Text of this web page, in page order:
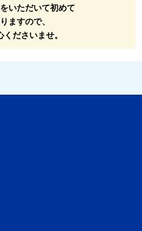
いただいて初めて
ますので、
くださいませ。